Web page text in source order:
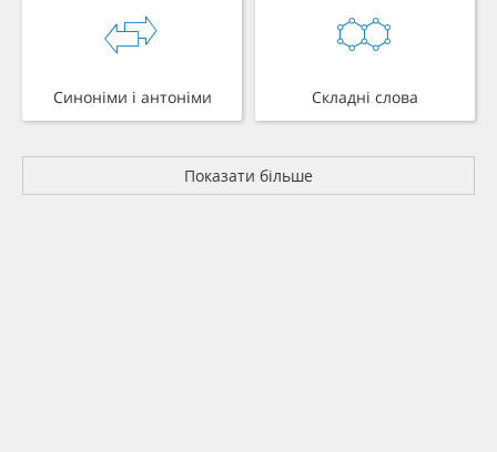
Синоніми і антоніми Складні слова
Показати більше